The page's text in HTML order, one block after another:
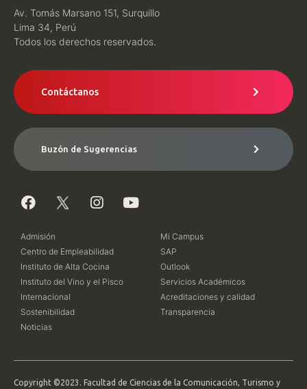
Av. Tomás Marsano 151, Surquillo
Lima 34, Perú
Todos los derechos reservados.
Contáctanos
Buzón de Sugerencias
Admisión
Centro de Empleabilidad
Instituto de Alta Cocina
Instituto del Vino y el Pisco
Internacional
Sostenibilidad
Noticias
Mi Campus
SAP
Outlook
Servicios Académicos
Acreditaciones y calidad
Transparencia
Copyright ©2023. Facultad de Ciencias de la Comunicación, Turismo y